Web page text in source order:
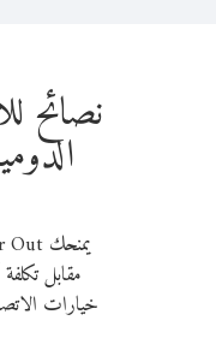
نصائح
مقابل
خيارات